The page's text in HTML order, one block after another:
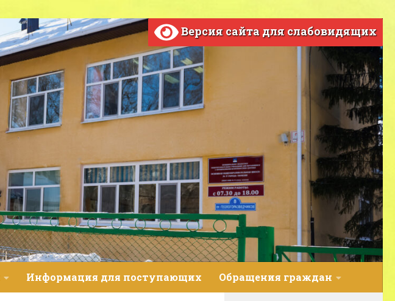
Версия сайта для слабовидящих
Информация для поступающих Обращения граждан